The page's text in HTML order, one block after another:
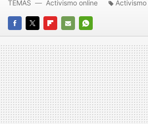
FACEBOOK
TWITTERFLIPBOARD
E-
MAIL
WHATSAPP
TEMAS Activismo online